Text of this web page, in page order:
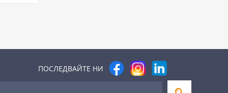
ПОСЛЕДВАЙТЕ НИ